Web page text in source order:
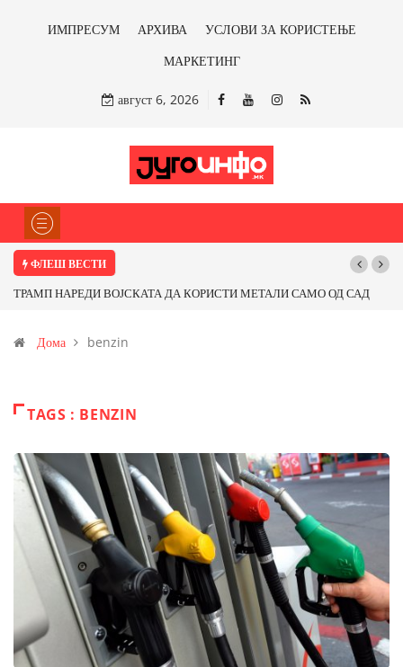
ИМПРЕСУМ АРХИВА
УСЛОВИ ЗА КОРИСТЕЊЕ
МАРКЕТИНГ
август 6, 2026
ФЛЕШ ВЕСТИ
ТРАМП НАРЕДИ ВОЈСКАТА ДА КОРИСТИ МЕТАЛИ САМО ОД САД
Иловица и со антимонот?
Дома benzin
TAGS : BENZIN